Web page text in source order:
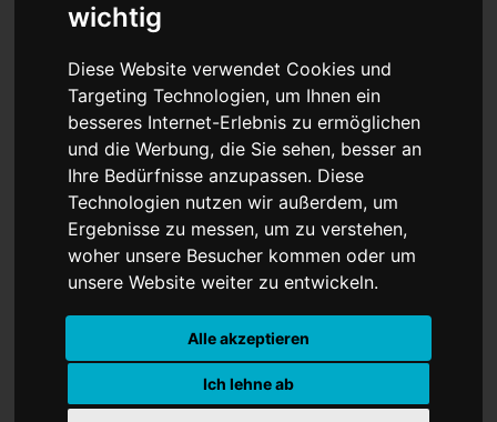
wichtig
Diese Website verwendet Cookies und
Targeting Technologien, um Ihnen ein
besseres Internet-Erlebnis zu ermöglichen
und die Werbung, die Sie sehen, besser an
Ihre Bedürfnisse anzupassen. Diese
Technologien nutzen wir außerdem, um
Ergebnisse zu messen, um zu verstehen,
woher unsere Besucher kommen oder um
unsere Website weiter zu entwickeln.
Alle akzeptieren
Ich lehne ab
Der historische Absturz
von Wolfsburg